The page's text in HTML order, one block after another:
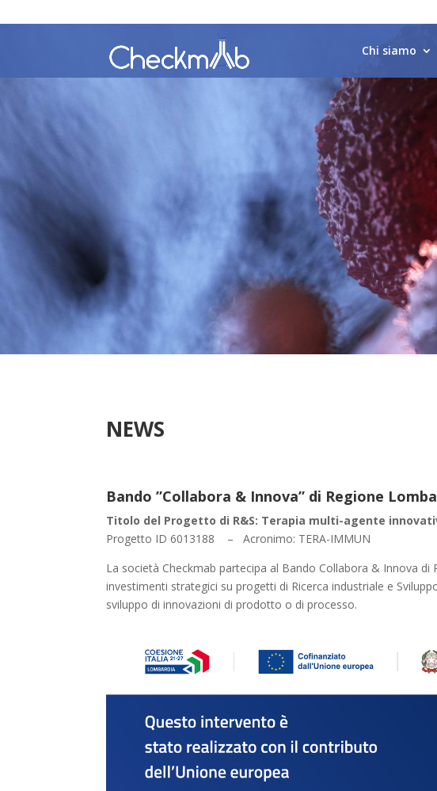
Chi siamo
NEWS
Bando ”Collabora & Innova” di Regione
Titolo del Progetto di R&S: Terapia multi-agente
Progetto ID 6013188 – Acronimo: TERA-IMMUN
La società Checkmab partecipa al Bando Collabora & Innova di
investimenti strategici su progetti di Ricerca industriale e
sviluppo di innovazioni di prodotto o di processo.